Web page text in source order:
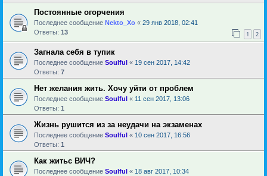
Постоянные огорчения
Последнее сообщение Nekto_Xo « 29 янв 2018, 02:41
Ответы: 13 1 2
Загнала себя в тупик
Последнее сообщение Soulful « 19 сен 2017, 14:42
Ответы: 7
Нет желания жить. Хочу уйти от проблем
Последнее сообщение Soulful « 11 сен 2017, 13:06
Ответы: 1
Жизнь рушится из за неудачи на экзаменах
Последнее сообщение Soulful « 10 сен 2017, 16:56
Ответы: 1
Как житьс ВИЧ?
Последнее сообщение Soulful « 18 авг 2017, 10:34